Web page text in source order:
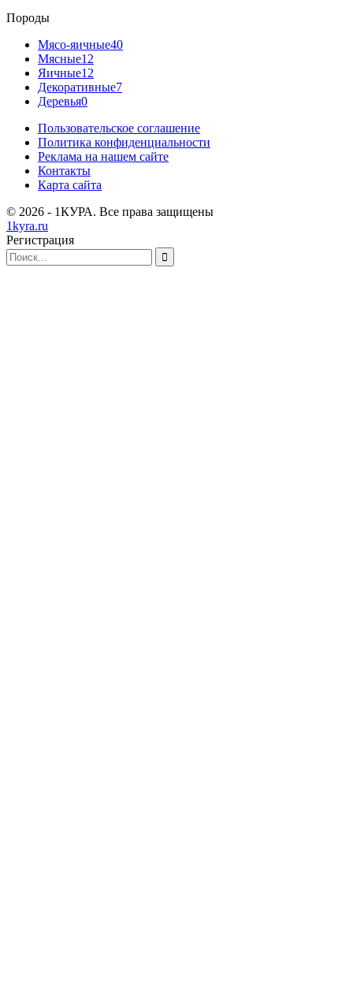
Породы
Мясо-яичные40
Мясные12
Яичные12
Декоративные7
Деревья0
Пользовательское соглашение
Политика конфиденциальности
Реклама на нашем сайте
Контакты
Карта сайта
© 2026 - 1КУРА. Все права защищены
1kyra.ru
Регистрация